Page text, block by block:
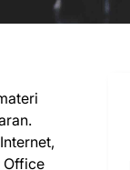
Office